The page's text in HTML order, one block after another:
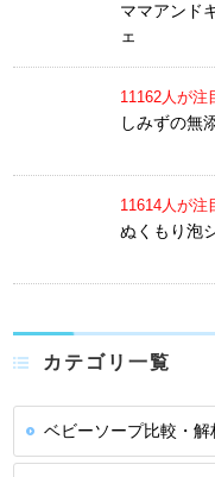
ママアンド
ェ
11162人が注
しみずの無
11614人が注
ぬくもり泡
カテゴリ一覧
ベビーソープ比較・解